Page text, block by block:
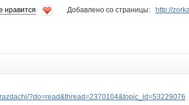
нравится Добавлено со страницы: http://
?do=read&thread=2370104&topic_id=53229076